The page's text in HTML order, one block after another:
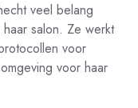
veel belang
salon. Ze werkt
voor
voor haar